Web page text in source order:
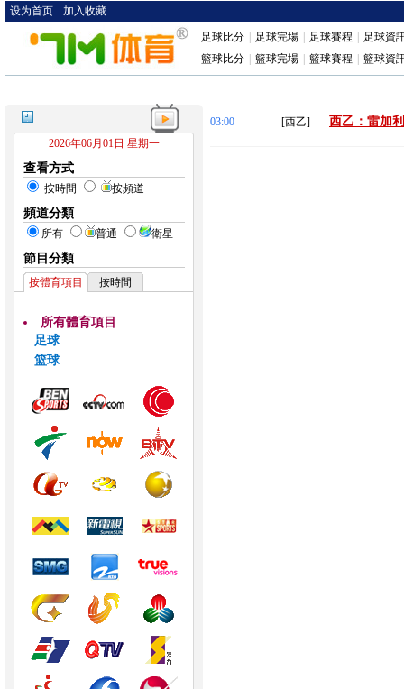
设为首页 加入收藏
足球比分 足球完場 足球賽程
足球資
籃球比分
籃球完場 籃球賽程 籃球資
2026年06月01日 星期一
查看方式
按時間 按頻道
頻道分類
所有 普通 衛星
節目分類
按體育項目 按時間
所有體育項目
足球
篮球
03:00 [西乙] 西乙：雷加